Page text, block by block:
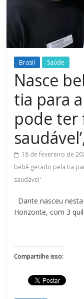
Figueiredo
Brasil Saúde
Nasce
tia para
pode ter
18 de fevereiro de
bebê gerado pela tia
saudável'
Dante nasceu
Horizonte, com 3
Compartilhe isso: